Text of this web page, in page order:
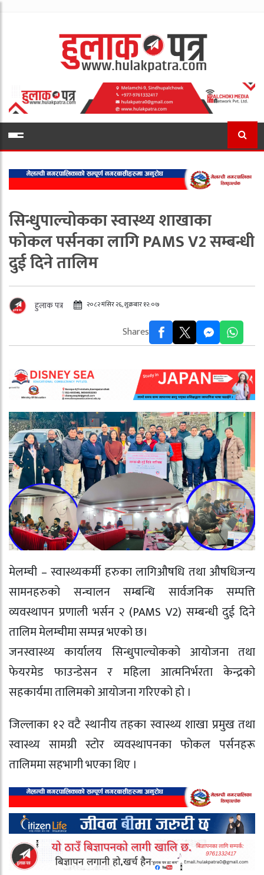
सिन्धुपाल्चोकका स्वास्थ्य शाखाका
फोकल पर्सनका लागि PAMS V2 सम्बन्धी
दुई दिने तालिम
हुलाक पत्र २०८२ मंसिर २६, शुक्रबार १२:०७
Shares
मेलम्ची – स्वास्थ्यकर्मी हरुका लागिऔषधि तथा औषधिजन्य
सामनहरुको सन्चालन सम्बन्धि सार्वजनिक सम्पत्ति
व्यवस्थापन प्रणाली भर्सन २ (PAMS V2) सम्बन्धी दुई दिने
तालिम मेलम्चीमा सम्पन्न भएको छ।
जनस्वास्थ्य कार्यालय सिन्धुपाल्चोकको आयोजना तथा
फेयरमेड फाउन्डेसन र महिला आत्मनिर्भरता केन्द्रको
सहकार्यमा तालिमको आयोजना गरिएको हो ।
जिल्लाका १२ वटै स्थानीय तहका स्वास्थ्य शाखा प्रमुख तथा
स्वास्थ्य सामग्री स्टोर व्यवस्थापनका फोकल पर्सनहरू
तालिममा सहभागी भएका थिए ।